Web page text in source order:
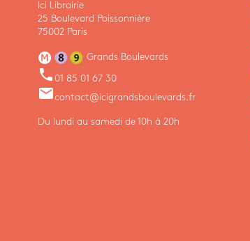
Ici Librairie
25 Boulevard Poissonnière
75002 Paris
Grands Boulevards
phone 01 85 01 67 30
emailcontact@icigrandsboulevards.fr
Du lundi au samedi de 10h à 20h